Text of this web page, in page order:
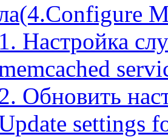
1. Настройка
Обновить
settings